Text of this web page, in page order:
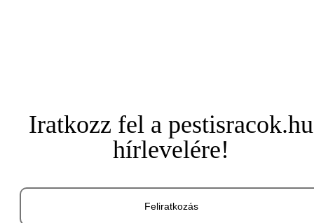
Iratkozz fel a pestisracok.hu
hírlevelére!
Feliratkozás